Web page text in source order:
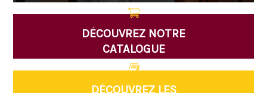
DÉCOUVREZ NOTRE
CATALOGUE
DÉCOUVREZ LES